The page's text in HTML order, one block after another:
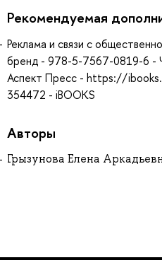
Рекомендуемая
Реклама и связи с
бренд - 978-5-7567-0819-6 -
Аспект Пресс - https://
354472 - iBOOKS
Авторы
Грызунова Елена